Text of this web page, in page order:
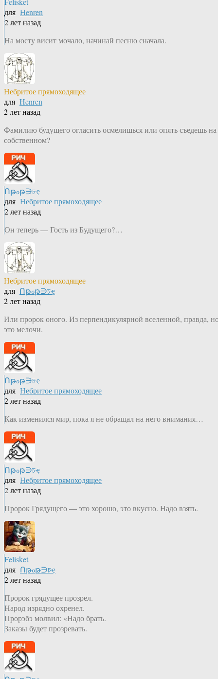
для Henren
2 лет назад
На мосту висит мочало, начинай песню сначала.
Небритое прямоходящее
для Henren
2 лет назад
Фамилию будущего огласить осмелишься или опять съедешь на
собственном?
Ոթℴթ∋চҿ
для Небритое прямоходящее
2 лет назад
Он теперь — Гость из Будущего?…
Небритое прямоходящее
для Ոթℴթ∋চҿ
2 лет назад
Или пророк оного. Из перпендикулярной вселенной, правда,
это мелочи.
Ոթℴթ∋চҿ
для Небритое прямоходящее
2 лет назад
Как изменился мир, пока я не обращал на него внимания…
Ոթℴթ∋চҿ
для Небритое прямоходящее
2 лет назад
Пророк Грядущего — это хорошо, это вкусно. Надо взять.
Felisket
для Ոթℴթ∋চҿ
2 лет назад
Пророк грядущее прозрел.
Народ изрядно охренел.
Прорэбэ молвил: «Надо брать.
Заказы будет прозревать.